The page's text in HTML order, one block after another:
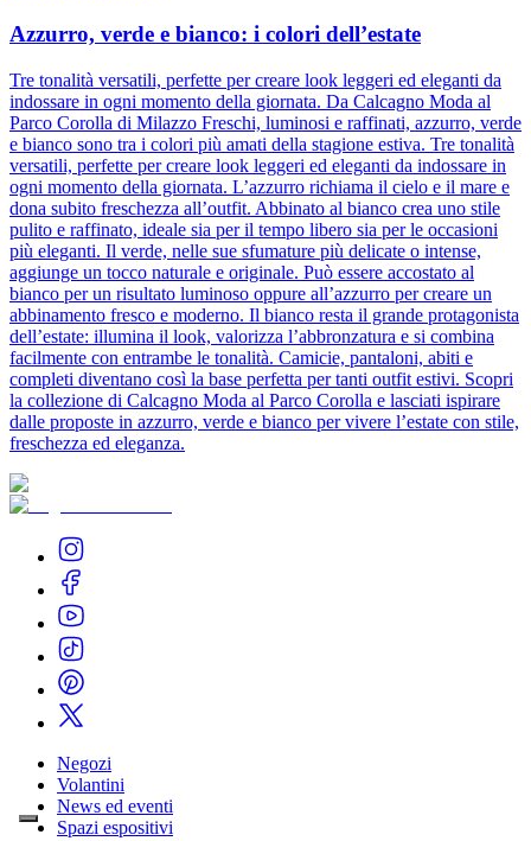
Azzurro, verde e bianco: i colori dell’estate
Tre tonalità versatili, perfette per creare look leggeri ed eleganti da
indossare in ogni momento della giornata. Da Calcagno Moda al
Parco Corolla di Milazzo Freschi, luminosi e raffinati, azzurro, verde
e bianco sono tra i colori più amati della stagione estiva. Tre tonalità
versatili, perfette per creare look leggeri ed eleganti da indossare in
ogni momento della giornata. L’azzurro richiama il cielo e il mare e
dona subito freschezza all’outfit. Abbinato al bianco crea uno stile
pulito e raffinato, ideale sia per il tempo libero sia per le occasioni
più eleganti. Il verde, nelle sue sfumature più delicate o intense,
aggiunge un tocco naturale e originale. Può essere accostato al
bianco per un risultato luminoso oppure all’azzurro per creare un
abbinamento fresco e moderno. Il bianco resta il grande protagonista
dell’estate: illumina il look, valorizza l’abbronzatura e si combina
facilmente con entrambe le tonalità. Camicie, pantaloni, abiti e
completi diventano così la base perfetta per tanti outfit estivi. Scopri
la collezione di Calcagno Moda al Parco Corolla e lasciati ispirare
dalle proposte in azzurro, verde e bianco per vivere l’estate con stile,
freschezza ed eleganza.
Negozi
Volantini
News ed eventi
Spazi espositivi